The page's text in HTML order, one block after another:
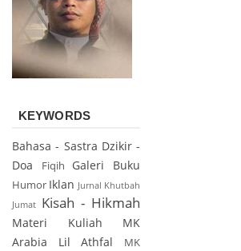
KEYWORDS
Bahasa - Sastra Dzikir -
Doa
Fiqih Galeri Buku
Humor Iklan Jurnal Khutbah
Jumat Kisah - Hikmah
Materi Kuliah
MK
Arabia Lil Athfal
MK